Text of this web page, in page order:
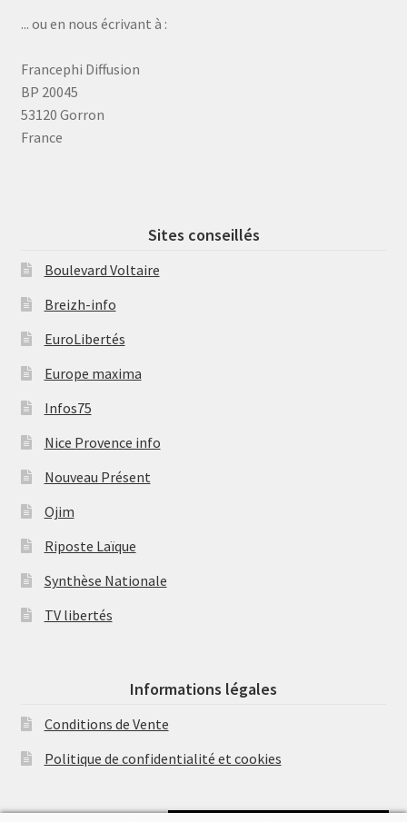
... ou en nous écrivant à :
Francephi Diffusion
BP 20045
53120 Gorron
France
Sites conseillés
Boulevard Voltaire
Breizh-info
EuroLibertés
Europe maxima
Infos75
Nice Provence info
Nouveau Présent
Ojim
Riposte Laïque
Synthèse Nationale
TV libertés
Informations légales
Conditions de Vente
Politique de confidentialité et cookies